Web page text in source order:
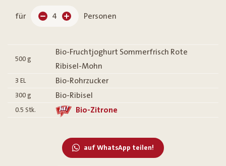
für 4 Personen
500 g
Bio-Fruchtjoghurt Sommerfrisch Rote
Ribisel-Mohn
3 EL Bio-Rohrzucker
300 g Bio-Ribisel
0.5 Stk. Bio-Zitrone
auf WhatsApp teilen!